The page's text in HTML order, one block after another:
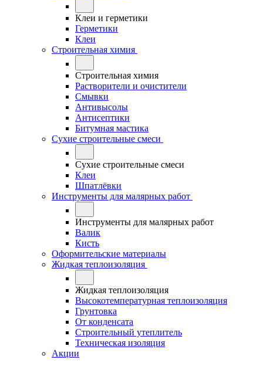
Клеи и герметики
Герметики
Клеи
Строительная химия
Строительная химия
Растворители и очистители
Смывки
Антивысолы
Антисептики
Битумная мастика
Сухие строительные смеси
Сухие строительные смеси
Клеи
Шпатлёвки
Инструменты для малярных работ
Инструменты для малярных работ
Валик
Кисть
Оформительские материалы
Жидкая теплоизоляция
Жидкая теплоизоляция
Высокотемпературная теплоизоляция
Грунтовка
От конденсата
Строительный утеплитель
Техническая изоляция
Акции